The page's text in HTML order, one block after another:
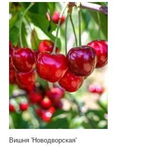
Вишня 'Новодворская'